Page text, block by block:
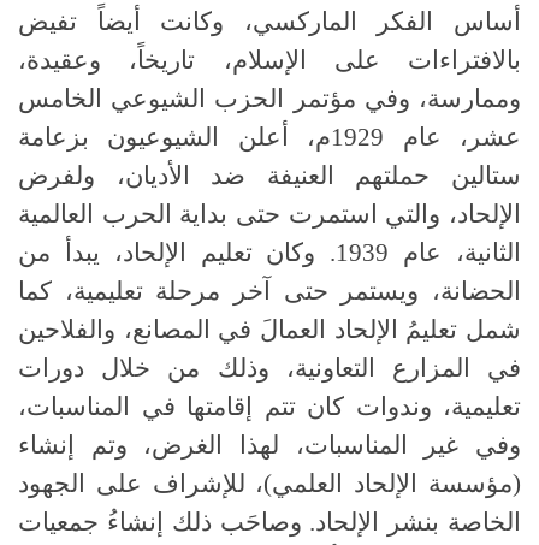
أساس الفكر الماركسي، وكانت أيضاً تفيض
بالافتراءات على الإسلام، تاريخاً، وعقيدة،
وممارسة، وفي مؤتمر الحزب الشيوعي الخامس
عشر، عام 1929م، أعلن الشيوعيون بزعامة
ستالين حملتهم العنيفة ضد الأديان، ولفرض
الإلحاد، والتي استمرت حتى بداية الحرب العالمية
الثانية، عام 1939. وكان تعليم الإلحاد، يبدأ من
الحضانة، ويستمر حتى آخر مرحلة تعليمية، كما
شمل تعليمُ الإلحاد العمالَ في المصانع، والفلاحين
في المزارع التعاونية، وذلك من خلال دورات
تعليمية، وندوات كان تتم إقامتها في المناسبات،
وفي غير المناسبات، لهذا الغرض، وتم إنشاء
(مؤسسة الإلحاد العلمي)، للإشراف على الجهود
الخاصة بنشر الإلحاد. وصاحَب ذلك إنشاءُ جمعيات